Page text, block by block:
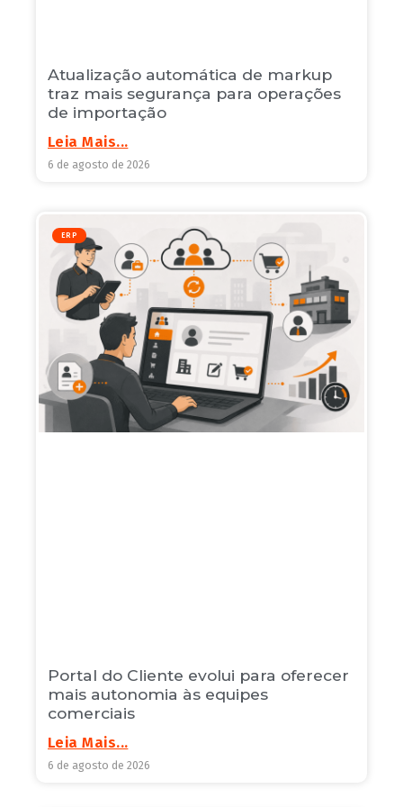
Atualização automática de markup
traz mais segurança para operações
de importação
Leia Mais...
6 de agosto de 2026
ERP
Portal do Cliente evolui para oferecer
mais autonomia às equipes
comerciais
Leia Mais...
6 de agosto de 2026